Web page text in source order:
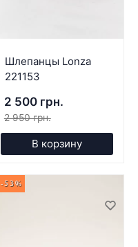
Шлепанцы Lonza
221153
2 500 грн.
2 950 грн.
В корзину
-53%